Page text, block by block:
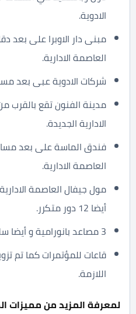
الادوية.
مبنى دار الاوبرا على بعد
العاصمة الادارية.
شركات الادوية عبى بعد
مدينة الفنون تقع بالقرب
الادارية الجديدة.
فندق الماسة على بعد
العاصمة الادارية.
مول جيفال العاصمة
أيضا 12 دور متكرر.
3 مصاعد بانورامية و أيضا سلالم كهربائية.
قاعات للمؤتمرات كما تم
اللازمة.
لمعرفة المزيد من مميزات